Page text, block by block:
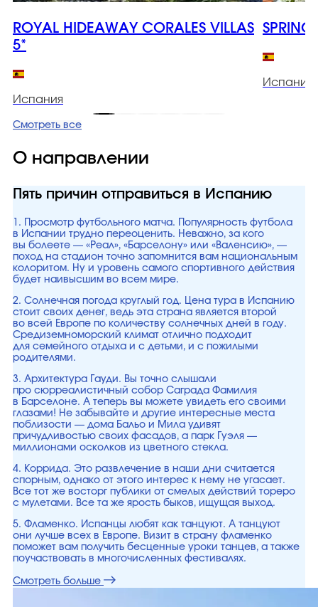
ROYAL HIDEAWAY CORALES VILLAS
5*
Испания
Испания
Смотреть все
О направлении
Пять причин отправиться в Испанию
1. Просмотр футбольного матча. Популярность футбола
в Испании трудно переоценить. Неважно, за кого
вы болеете — «Реал», «Барселону» или «Валенсию», —
поход на стадион точно запомнится вам национальным
колоритом. Ну и уровень самого спортивного действия
будет наивысшим во всем мире.
2. Солнечная погода круглый год. Цена тура в Испанию
стоит своих денег, ведь эта страна является второй
во всей Европе по количеству солнечных дней в году.
Средиземноморский климат отлично подходит
для семейного отдыха и с детьми, и с пожилыми
родителями.
3. Архитектура Гауди. Вы точно слышали
про сюрреалистичный собор Саграда Фамилия
в Барселоне. А теперь вы можете увидеть его своими
глазами! Не забывайте и другие интересные места
поблизости — дома Бальо и Мила удивят
причудливостью своих фасадов, а парк Гуэля —
миллионами осколков из цветного стекла.
4. Коррида. Это развлечение в наши дни считается
спорным, однако от этого интерес к нему не угасает.
Все тот же восторг публики от смелых действий тореро
с мулетами. Все та же ярость быков, ищущая выход.
5. Фламенко. Испанцы любят как танцуют. А танцуют
они лучше всех в Европе. Визит в страну фламенко
поможет вам получить бесценные уроки танцев, а также
поучаствовать в многочисленных фестивалях.
Смотреть больше